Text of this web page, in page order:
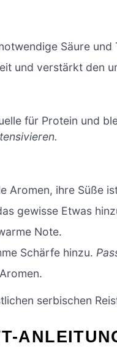
Säure und
und verstärkt den
für Protein und
Aromen, ihre Süße
gewisse Etwas
Note.
Schärfe hinzu.
serbischen